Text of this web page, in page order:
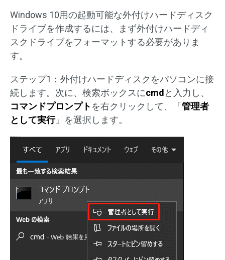
Windows 10用の起動可能な外付けハードディスク
ドライブを作成するには、まず外付けハードディ
スクドライブをフォーマットする必要がありま
す。
ステップ1：外付けハードディスクをパソコンに接
続します。次に、検索ボックスにcmd と入力し、
コマンドプロンプト を右クリックして、「 管理者
として実行」を選択します。